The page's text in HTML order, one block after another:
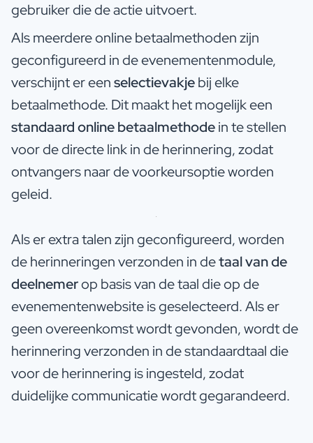
gebruiker die de actie uitvoert.
Als meerdere online betaalmethoden zijn
geconfigureerd in de evenementenmodule,
verschijnt er eenselectievakjebij elke
betaalmethode. Dit maakt het mogelijk een
standaard online betaalmethodein te stellen
voor de directe link in de herinnering, zodat
ontvangers naar de voorkeursoptie worden
geleid.
Als er extra talen zijn geconfigureerd, worden
de herinneringen verzonden in detaal van de
deelnemerop basis van de taal die op de
evenementenwebsite is geselecteerd. Als er
geen overeenkomst wordt gevonden, wordt de
herinnering verzonden in de standaardtaal die
voor de herinnering is ingesteld, zodat
duidelijke communicatie wordt gegarandeerd.